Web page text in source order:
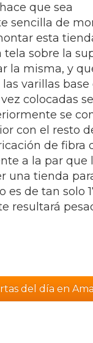
que sea
sencilla de
esta
sobre la
la misma, y
varillas base
colocadas
se
con el resto
de fibra
a la par que
una tienda
es de tan solo
resultará
del día en